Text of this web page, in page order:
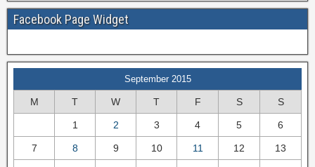
Facebook Page Widget
September 2015
M T W T F S S
1 2 3 4 5 6
7 8 9 10 11 12 13